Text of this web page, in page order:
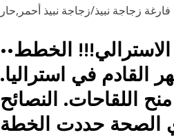
زجاجة نبيذ/زجاجة نبيذ أحمر,حار
••سكوت موريسون رئيس الوزراء الاسترالي!!! الخطط
القادم في استراليا.
اللقاحات. النصائح
الصحة حددت الخطة